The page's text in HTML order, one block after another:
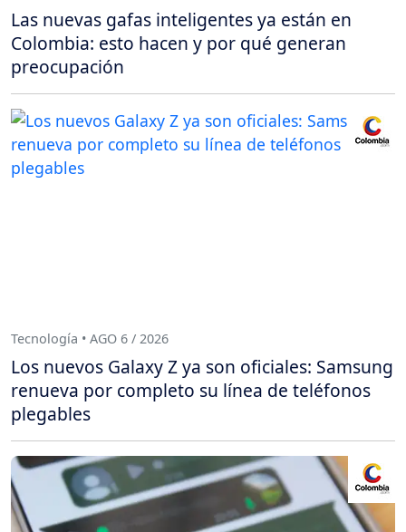
Las nuevas gafas inteligentes ya están en
Colombia: esto hacen y por qué generan
preocupación
Tecnología • AGO 6 / 2026
Los nuevos Galaxy Z ya son oficiales: Samsung
renueva por completo su línea de teléfonos
plegables